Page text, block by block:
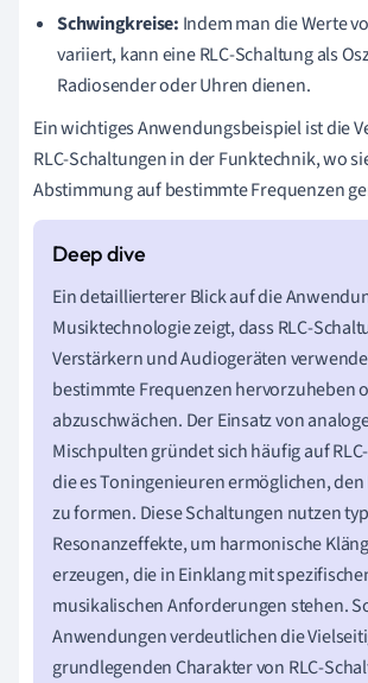
Schwingkreise: Indem man die Werte
variiert, kann eine RLC-Schaltung als
Radiosender oder Uhren dienen.
Ein wichtiges Anwendungsbeispiel ist die
RLC-Schaltungen in der Funktechnik, wo
Abstimmung auf bestimmte Frequenzen
Ein detaillierterer Blick auf die
Musiktechnologie zeigt, dass RLC-
Verstärkern und Audiogeräten
bestimmte Frequenzen hervorzuheben
abzuschwächen. Der Einsatz von
Mischpulten gründet sich häufig auf
die es Toningenieuren ermöglichen, den
zu formen. Diese Schaltungen nutzen
Resonanzeffekte, um harmonische
erzeugen, die in Einklang mit
musikalischen Anforderungen stehen.
Anwendungen verdeutlichen die
grundlegenden Charakter von RLC-